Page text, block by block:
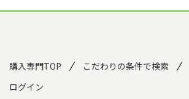
購入専門TOP こだわりの条件で検索
ログイン